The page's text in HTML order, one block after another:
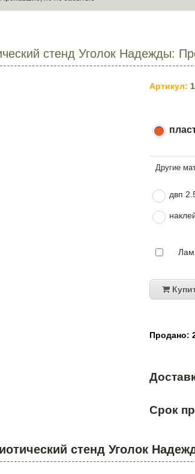
стенд Уголок Надежды:
Артикул:
двп
Продано:
Срок
стенд Уголок